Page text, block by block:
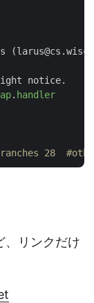
. handler
28
、リンクだけ